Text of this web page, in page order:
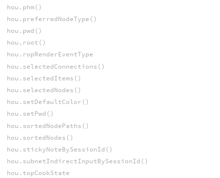
hou.phm()
hou.preferredNodeType()
hou.pwd()
hou.root()
hou.ropRenderEventType
hou.selectedConnections()
hou.selectedItems()
hou.selectedNodes()
hou.setDefaultColor()
hou.setPwd()
hou.sortedNodePaths()
hou.sortedNodes()
hou.stickyNoteBySessionId()
hou.subnetIndirectInputBySessionId()
hou.topCookState